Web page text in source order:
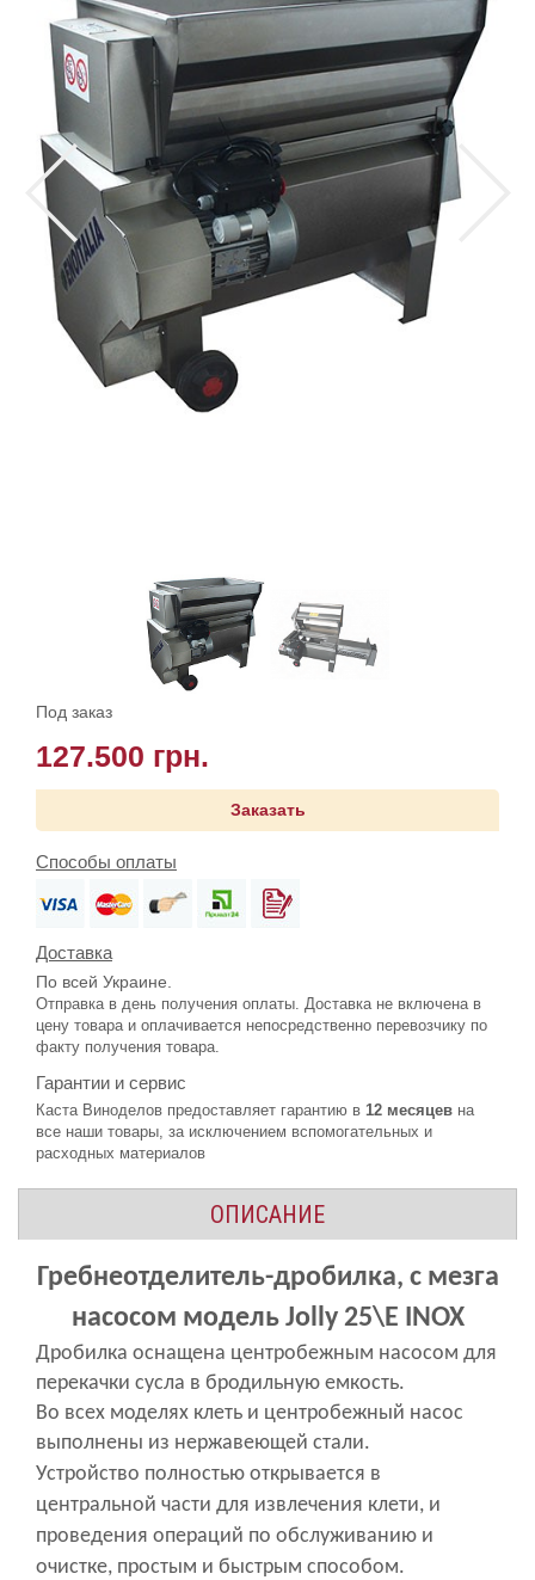
Под заказ
127.500 грн.
Заказать
Способы оплаты
Доставка
По всей Украине.
Отправка в день получения оплаты. Доставка не включена в
цену товара и оплачивается непосредственно перевозчику по
факту получения товара.
Гарантии и сервис
Каста Виноделов предоставляет гарантию в 12 месяцев на
все наши товары, за исключением вспомогательных и
расходных материалов
ОПИСАНИЕ
Гребнеотделитель-дробилка, с мезга
насосом модель Jolly 25\E INOX
Дробилка оснащена центробежным насосом для
перекачки сусла в бродильную емкость.
Во всех моделях клеть и центробежный насос
выполнены из нержавеющей стали.
Устройство полностью открывается в
центральной части для извлечения клети, и
проведения операций по обслуживанию и
очистке, простым и быстрым способом.